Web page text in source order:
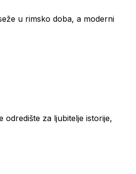
u rimsko doba, a moderni
odredište za ljubitelje istorije,